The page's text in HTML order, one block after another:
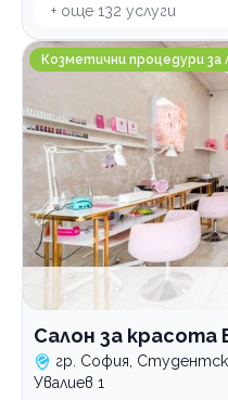
+ още 132 услуги
Салон за красота
Козметични процедури за
Салон за красота
гр. София,
Увалиев 1